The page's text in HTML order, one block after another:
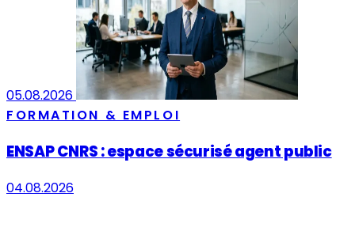
05.08.2026
FORMATION & EMPLOI
ENSAP CNRS : espace sécurisé agent public
04.08.2026